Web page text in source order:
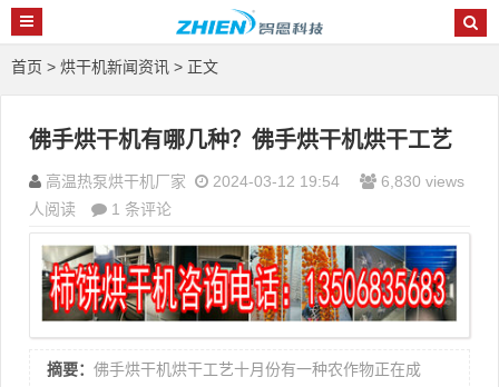
首页 > 烘干机新闻资讯 > 正文
佛手烘干机有哪几种？佛手烘干机烘干工艺
高温热泵烘干机厂家 2024-03-12 19:54
6,830 views
人阅读
1 条评论
摘要： 佛手烘干机烘干工艺十月份有一种农作物正在成